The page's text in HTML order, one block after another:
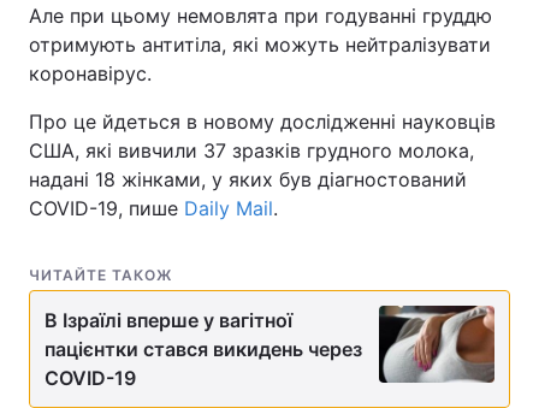
Україна Політика
Економіка
Спорт Наука
Техно і зв'язок Лайт
Здоров'я
Цікавинки
Екологія
Але при цьому немовлята при годуванні груддю
отримують антитіла, які можуть нейтралізувати
коронавірус.
Про це йдеться в новому дослідженні науковців
США, які вивчили 37 зразків грудного молока,
надані 18 жінками, у яких був діагностований
COVID-19, пише Daily Mail.
ЧИТАЙТЕ ТАКОЖ
В Ізраїлі вперше у вагітної
пацієнтки стався викидень через
COVID-19